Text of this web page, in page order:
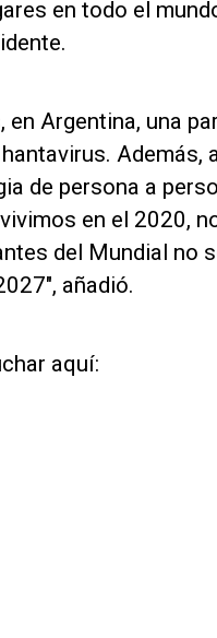
en todo el
Argentina, una
Además,
de persona a
en el 2020,
del Mundial no
añadió.
aquí: